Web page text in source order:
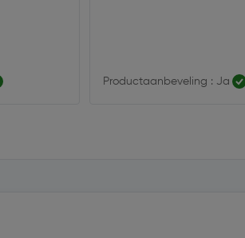
Productaanbeveling : Ja